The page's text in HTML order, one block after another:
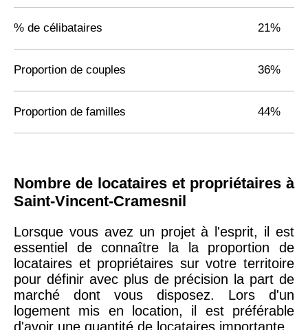
% de célibataires 21%
Proportion de couples 36%
Proportion de familles 44%
Nombre de locataires et propriétaires à
Saint-Vincent-Cramesnil
Lorsque vous avez un projet à l'esprit, il est
essentiel de connaître la la proportion de
locataires et propriétaires sur votre territoire
pour définir avec plus de précision la part de
marché dont vous disposez. Lors d'un
logement mis en location, il est préférable
d'avoir une quantité de locataires importante.